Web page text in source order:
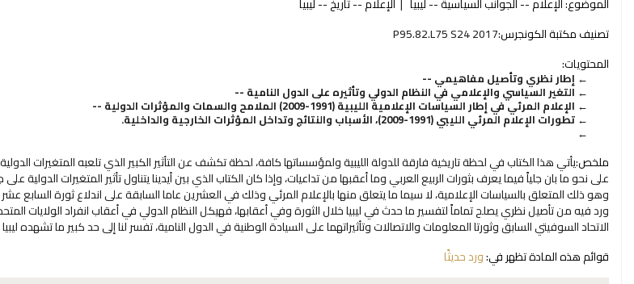
الموضوع:الإعلام -- الجوانب السياسية -- ليبيا
الإعلام -- تاريخ -- ليبيا
تصنيف مكتبة الكونجرس:P95.82.L75 S24 2017
المحتويات:
إطار نظري وتأصيل مفاهيمي --
التغير السياسي والإعلامي في النظام الدولي وتأثيره على الدول النامية --
الإعلام المرئي في إطار السياسات الإعلامية الليبية (1991-2009) الملامح والسمات والمؤثرات الدولية --
تطورات الإعلام المرئي الليبي (1991-2009)، الأسباب والنتائج وتداخل المؤثرات الخارجية والداخلية.
ملخص:يأتي هذا الكتاب في لحظة تاريخية فارقة للدولة الليبية ولمؤسساتها كافة، لحظة تكشف عن التأثير الكبير الذي تلعبه المتغيرات
على نحو ما بان جلياً فيما يعرف بثورات الربيع العربي وما أعقبها من تداعيات، وإذا كان الكتاب الذي بين أيدينا يتناول تأثير المتغيرات الدولية
ورد فيه من تأصيل نظري يصلح تماماً لتفسير ما حدث في ليبيا خلال الثورة وفي أعقابها، فهيكل النظام الدولي في أعقاب انفراد الولايات
الاتحاد السوفيتي السابق وثورتا المعلومات والاتصالات وتأثيراتهما على السيادة الوطنية في الدول النامية، تفسر لنا إلى حد كبير ما تشهده
قوائم هذه المادة تظهر في:ورد حديثًا